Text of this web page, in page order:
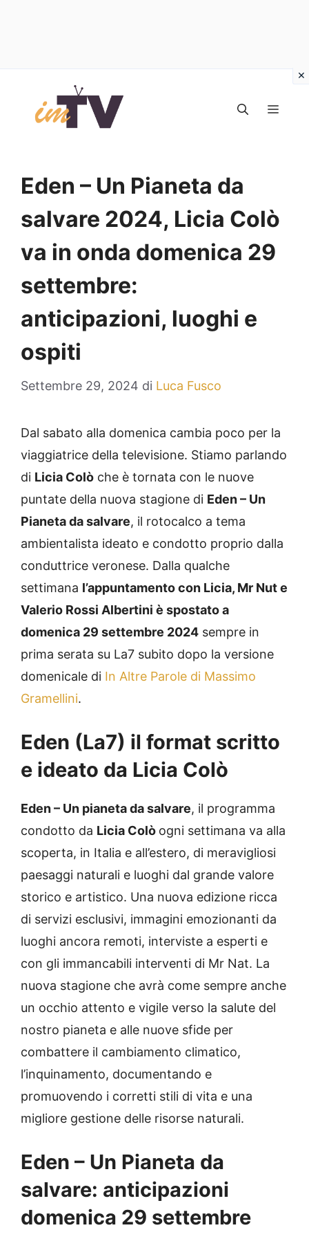
contenuto
Eden – Un Pianeta da
salvare 2024, Licia Colò
va in onda domenica 29
settembre:
anticipazioni, luoghi e
ospiti
Settembre 29, 2024 di Luca Fusco
Dal sabato alla domenica cambia poco per la
viaggiatrice della televisione. Stiamo parlando
di Licia Colò che è tornata con le nuove
puntate della nuova stagione di Eden – Un
Pianeta da salvare, il rotocalco a tema
ambientalista ideato e condotto proprio dalla
conduttrice veronese. Dalla qualche
settimana l’appuntamento con Licia, Mr Nut e
Valerio Rossi Albertini è spostato a
domenica 29 settembre 2024 sempre in
prima serata su La7 subito dopo la versione
domenicale di In Altre Parole di Massimo
Gramellini.
Eden (La7) il format scritto
e ideato da Licia Colò
Eden – Un pianeta da salvare, il programma
condotto da Licia Colò ogni settimana va alla
scoperta, in Italia e all’estero, di meravigliosi
paesaggi naturali e luoghi dal grande valore
storico e artistico. Una nuova edizione ricca
di servizi esclusivi, immagini emozionanti da
luoghi ancora remoti, interviste a esperti e
con gli immancabili interventi di Mr Nat. La
nuova stagione che avrà come sempre anche
un occhio attento e vigile verso la salute del
nostro pianeta e alle nuove sfide per
combattere il cambiamento climatico,
l’inquinamento, documentando e
promuovendo i corretti stili di vita e una
migliore gestione delle risorse naturali.
Eden – Un Pianeta da
salvare: anticipazioni
domenica 29 settembre